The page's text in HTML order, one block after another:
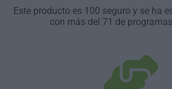
Este producto es 100 seguro y se ha
con más del 71 de